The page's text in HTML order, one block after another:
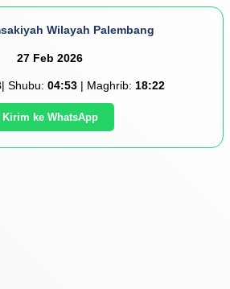
Wilayah Palembang
27 Feb 2026
| Shubu: 04:53 | Maghrib: 18:22
Kirim ke WhatsApp